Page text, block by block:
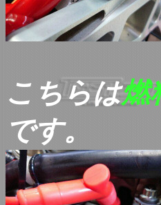
こちらは燃
です。